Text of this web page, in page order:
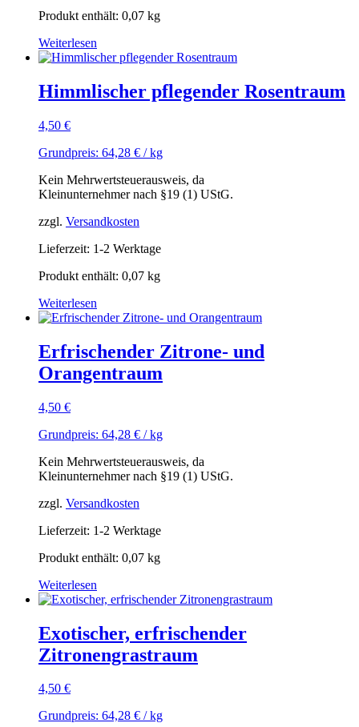
Produkt enthält: 0,07 kg
Weiterlesen
Himmlischer pflegender Rosentraum
4,50 €
Grundpreis: 64,28 € /kg
Kein Mehrwertsteuerausweis, da
Kleinunternehmer nach §19 (1) UStG.
zzgl. Versandkosten
Lieferzeit: 1-2 Werktage
Produkt enthält: 0,07 kg
Weiterlesen
Erfrischender Zitrone- und
Orangentraum
4,50 €
Grundpreis: 64,28 € /kg
Kein Mehrwertsteuerausweis, da
Kleinunternehmer nach §19 (1) UStG.
zzgl. Versandkosten
Lieferzeit: 1-2 Werktage
Produkt enthält: 0,07 kg
Weiterlesen
Exotischer, erfrischender
Zitronengrastraum
4,50 €
Grundpreis: 64,28 € /kg